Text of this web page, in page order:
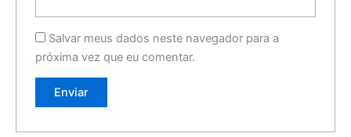
Salvar meus dados neste navegador para a
próxima vez que eu comentar.